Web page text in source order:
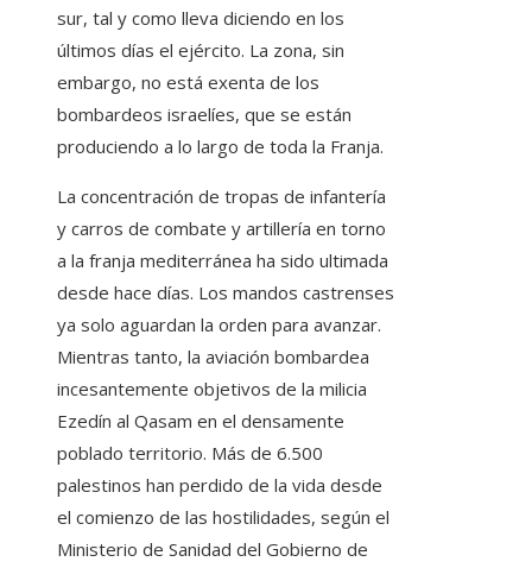
sur, tal y como lleva diciendo en los
últimos días el ejército. La zona, sin
embargo, no está exenta de los
bombardeos israelíes, que se están
produciendo a lo largo de toda la Franja.
La concentración de tropas de infantería
y carros de combate y artillería en torno
a la franja mediterránea ha sido ultimada
desde hace días. Los mandos castrenses
ya solo aguardan la orden para avanzar.
Mientras tanto, la aviación bombardea
incesantemente objetivos de la milicia
Ezedín al Qasam en el densamente
poblado territorio. Más de 6.500
palestinos han perdido de la vida desde
el comienzo de las hostilidades, según el
Ministerio de Sanidad del Gobierno de